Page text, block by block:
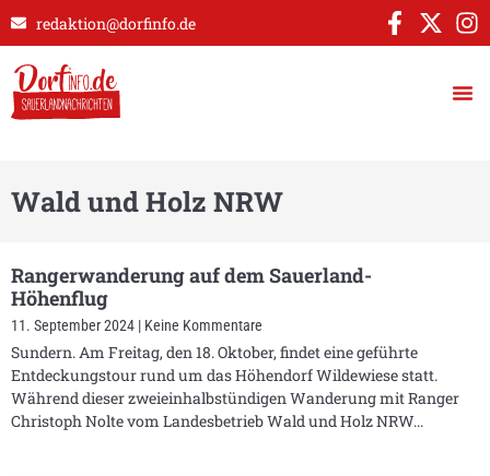
redaktion@dorfinfo.de
Wald und Holz NRW
Rangerwanderung auf dem Sauerland-
Höhenflug
11. September 2024 Keine Kommentare
Sundern. Am Freitag, den 18. Oktober, findet eine geführte
Entdeckungstour rund um das Höhendorf Wildewiese statt.
Während dieser zweieinhalbstündigen Wanderung mit Ranger
Christoph Nolte vom Landesbetrieb Wald und Holz NRW